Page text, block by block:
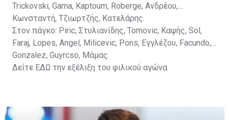
Trickovski, Gama, Κaptoum, Roberge, Aνδρέου,
Κωνσταντή, Τζιωρτζής, Κατελάρης.
Στον πάγκο: Piric, Στυλιανίδης, Tomovic, Καψής, Sol,
Faraj, Lopes, Angel, Milicevic, Pons, Εγγλέζου, Facundo,
Gonzalez, Guyrcso, Μάμας.
Δείτε ΕΔΩ την εξέλιξη του φιλικού αγώνα.